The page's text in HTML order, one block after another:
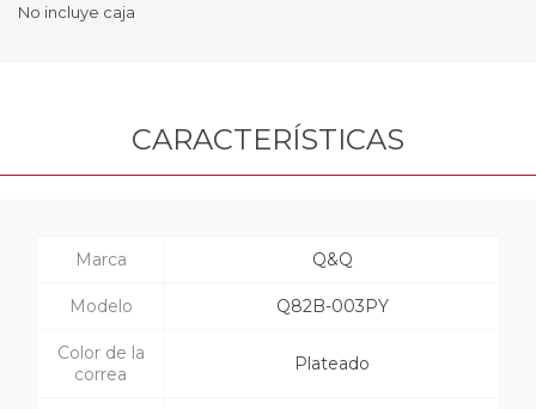
No incluye caja
CARACTERÍSTICAS
Marca Q&Q
Modelo Q82B-003PY
Color de la
correa
Plateado